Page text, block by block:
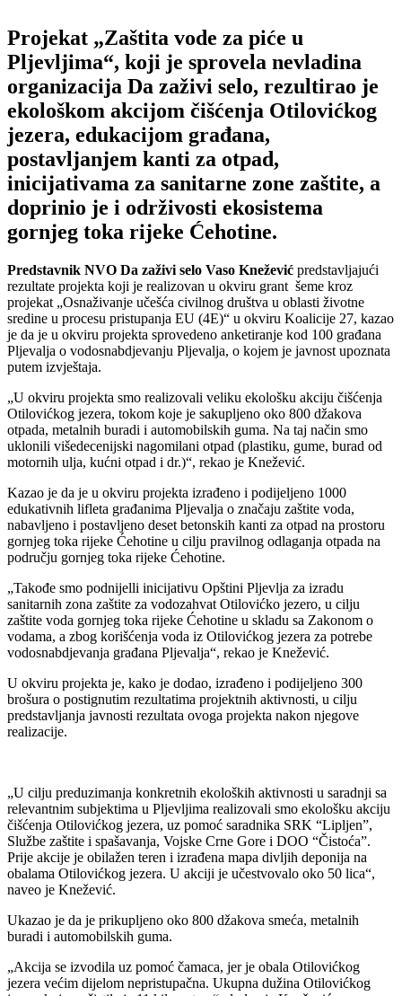
Projekat „Zaštita vode za piće u
Pljevljima“, koji je sprovela nevladina
organizacija Da zaživi selo, rezultirao je
ekološkom akcijom čišćenja Otilovićkog
jezera, edukacijom građana,
postavljanjem kanti za otpad,
inicijativama za sanitarne zone zaštite, a
doprinio je i održivosti ekosistema
gornjeg toka rijeke Ćehotine.
Predstavnik NVO Da zaživi selo Vaso Knežević predstavljajući
rezultate projekta koji je realizovan u okviru grant šeme kroz
projekat „Osnaživanje učešća civilnog društva u oblasti životne
sredine u procesu pristupanja EU (4E)“ u okviru Koalicije 27, kazao
je da je u okviru projekta sprovedeno anketiranje kod 100 građana
Pljevalja o vodosnabdjevanju Pljevalja, o kojem je javnost upoznata
putem izvještaja.
„U okviru projekta smo realizovali veliku ekološku akciju čišćenja
Otilovićkog jezera, tokom koje je sakupljeno oko 800 džakova
otpada, metalnih buradi i automobilskih guma. Na taj način smo
uklonili višedecenijski nagomilani otpad (plastiku, gume, burad od
motornih ulja, kućni otpad i dr.)“, rekao je Knežević.
Kazao je da je u okviru projekta izrađeno i podijeljeno 1000
edukativnih lifleta građanima Pljevalja o značaju zaštite voda,
nabavljeno i postavljeno deset betonskih kanti za otpad na prostoru
gornjeg toka rijeke Ćehotine u cilju pravilnog odlaganja otpada na
području gornjeg toka rijeke Ćehotine.
„Takođe smo podnijelli inicijativu Opštini Pljevlja za izradu
sanitarnih zona zaštite za vodozahvat Otilovićko jezero, u cilju
zaštite voda gornjeg toka rijeke Ćehotine u skladu sa Zakonom o
vodama, a zbog korišćenja voda iz Otilovićkog jezera za potrebe
vodosnabdjevanja građana Pljevalja“, rekao je Knežević.
U okviru projekta je, kako je dodao, izrađeno i podijeljeno 300
brošura o postignutim rezultatima projektnih aktivnosti, u cilju
predstavljanja javnosti rezultata ovoga projekta nakon njegove
realizacije.
„U cilju preduzimanja konkretnih ekoloških aktivnosti u saradnji sa
relevantnim subjektima u Pljevljima realizovali smo ekološku akciju
čišćenja Otilovićkog jezera, uz pomoć saradnika SRK “Lipljen”,
Službe zaštite i spašavanja, Vojske Crne Gore i DOO “Čistoća”.
Prije akcije je obilažen teren i izrađena mapa divljih deponija na
obalama Otilovićkog jezera. U akciji je učestvovalo oko 50 lica“,
naveo je Knežević.
Ukazao je da je prikupljeno oko 800 džakova smeća, metalnih
buradi i automobilskih guma.
„Akcija se izvodila uz pomoć čamaca, jer je obala Otilovićkog
jezera većim dijelom nepristupačna. Ukupna dužina Otilovićkog